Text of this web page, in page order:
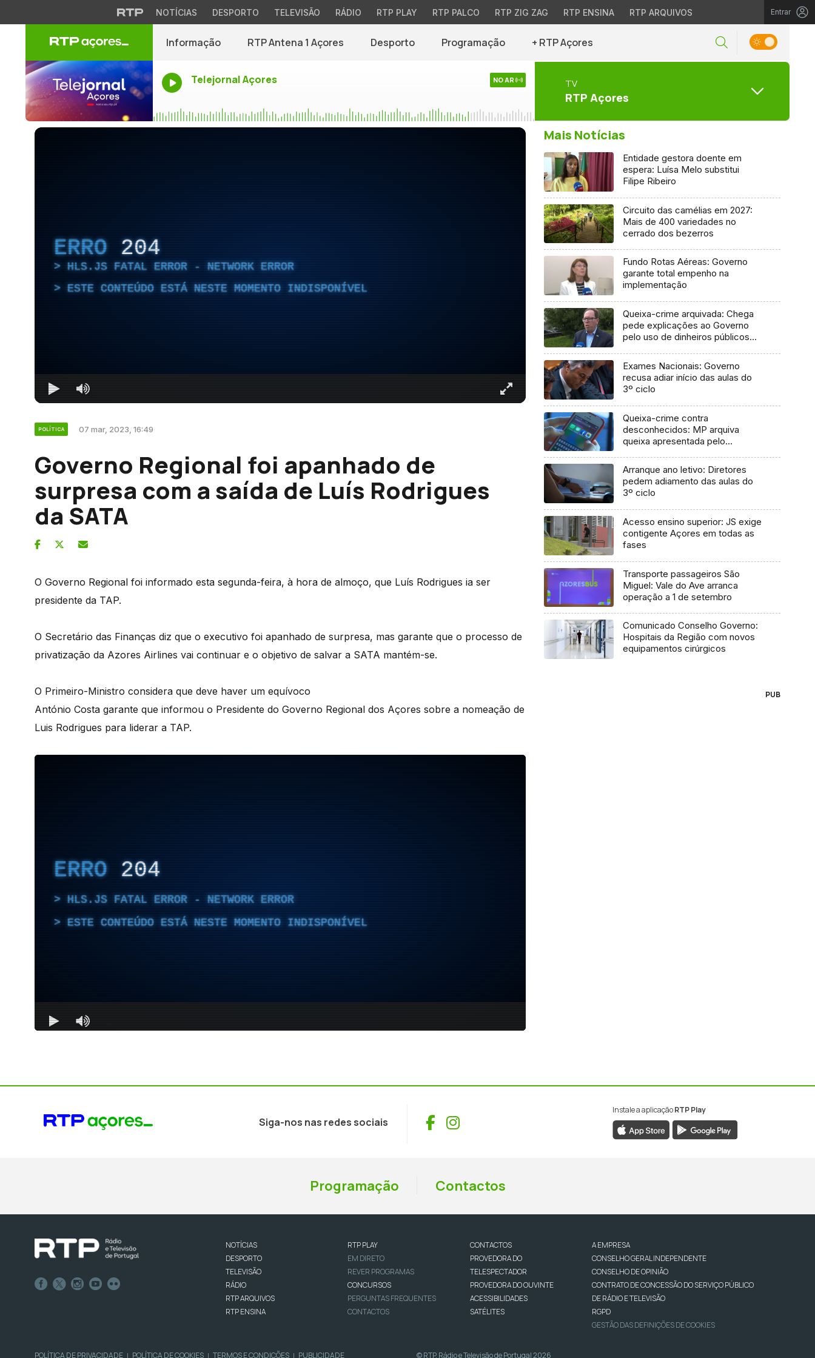
NOTÍCIAS DESPORTO TELEVISÃO RÁDIO RTP PLAY RTP PALCO RTP ZIG ZAG RTP ENSINA RTP ARQUIVOS Entrar
Informação RTP Antena 1 Açores Desporto Programação + RTP Açores
Telejornal Açores NO AR TV
RTP Açores
ERRO 204
HLS.JS FATAL ERROR - NETWORK ERROR
ESTE CONTEÚDO ESTÁ NESTE MOMENTO INDISPONÍVEL
POLÍTICA 07 mar, 2023, 16:49
Governo Regional foi apanhado de
surpresa com a saída de Luís Rodrigues
da SATA
O Governo Regional foi informado esta segunda-feira, à hora de almoço, que Luís Rodrigues ia ser
presidente da TAP.
O Secretário das Finanças diz que o executivo foi apanhado de surpresa, mas garante que o processo de
privatização da Azores Airlines vai continuar e o objetivo de salvar a SATA mantém-se.
O Primeiro-Ministro considera que deve haver um equívoco
António Costa garante que informou o Presidente do Governo Regional dos Açores sobre a nomeação de
Luis Rodrigues para liderar a TAP.
Mais Notícias
Entidade gestora doente em
espera: Luísa Melo substitui
Filipe Ribeiro
Circuito das camélias em 2027:
Mais de 400 variedades no
cerrado dos bezerros
Fundo Rotas Aéreas: Governo
garante total empenho na
implementação
Queixa-crime arquivada: Chega
pede explicações ao Governo
pelo uso de dinheiros públicos
Exames Nacionais: Governo
recusa adiar início das aulas do
3º ciclo
Queixa-crime contra
desconhecidos: MP arquiva
queixa apresentada pelo
Arranque ano letivo: Diretores
pedem adiamento das aulas do
3º ciclo
Acesso ensino superior: JS exige
contigente Açores em todas as
fases
Transporte passageiros São
Miguel: Vale do Ave arranca
operação a 1 de setembro
Comunicado Conselho Governo:
Hospitais da Região com novos
equipamentos cirúrgicos
PUB
Siga-nos nas redes sociais Facebook
Instagram
Instale a aplicaçãoRTP Play
Programação Contactos
NOTÍCIAS
DESPORTO
TELEVISÃO
RÁDIO
RTP ARQUIVOS
RTP ENSINA
RTP PLAY
EM DIRETO
REVER PROGRAMAS
CONCURSOS
PERGUNTAS FREQUENTES
CONTACTOS
CONTACTOS
PROVEDORA DO
TELESPECTADOR
PROVEDORA DO OUVINTE
ACESSIBILIDADES
SATÉLITES
A EMPRESA
CONSELHO GERAL INDEPENDENTE
CONSELHO DE OPINIÃO
CONTRATO DE CONCESSÃO DO SERVIÇO PÚBLICO
DE RÁDIO E TELEVISÃO
RGPD
GESTÃO DAS DEFINIÇÕES DE COOKIES
POLÍTICA DE PRIVACIDADE | POLÍTICA DE COOKIES | TERMOS E CONDIÇÕES | PUBLICIDADE © RTP, Rádio e Televisão de Portugal 2026